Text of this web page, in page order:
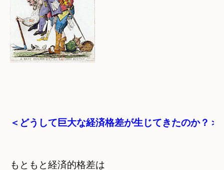
＜どうして巨大な経済格差が生じてきたのか？＞
もともと経済的格差は